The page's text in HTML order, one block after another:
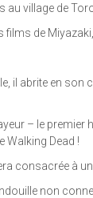
au village de
films de
il abrite en son
– le
Walking Dead !
consacrée à
non